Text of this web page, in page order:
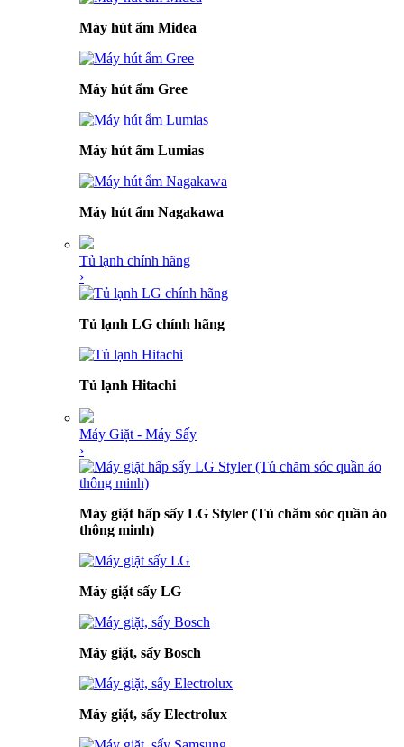
Máy hút ẩm Midea
Máy hút ẩm Gree
Máy hút ẩm Lumias
Máy hút ẩm Nagakawa
Tủ lạnh chính hãng
›
Tủ lạnh LG chính hãng
Tủ lạnh Hitachi
Máy Giặt - Máy Sấy
›
Máy giặt hấp sấy LG Styler (Tủ chăm sóc quần áo
thông minh)
Máy giặt sấy LG
Máy giặt, sấy Bosch
Máy giặt, sấy Electrolux